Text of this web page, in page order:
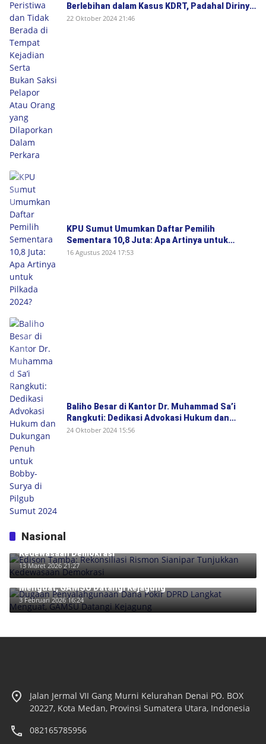
Berlebihan dalam Kasus KDRT, Padahal Dirinya
Saksi Peristiwa dan Tidak Berada di Tempat
22 Oktober 2024 21:46
KPU Sumut Umumkan Daftar Pemilih
Sementara 10,8 Juta: Apa Artinya untuk
Pilkada 2024?
16 Agustus 2024 17:53
Baliho Besar di Kantor Dr. Muhammad Sa’i
Rangkuti: Dedikasi Advokasi Hukum dan
Dukungan Penuh untuk Bobby-Surya di Pilgub
24 Oktober 2024 15:56
Nasional
Edison Tamba: Rekonsiliasi Rismon Sianipar Tunjukkan
Kedewasaan Demokrasi
13 Maret 2026 21:27
Dugaan Penyalahgunaan Dana Pokir DPRD Langkat
Menguat, GAMSU Datangi Kejagung
3 Februari 2026 16:24
Jalan Jermal VII Gang Murni Kelurahan Denai PO. BOX
20227, Kota Medan, Provinsi Sumatera Utara, Indonesia
082165785956